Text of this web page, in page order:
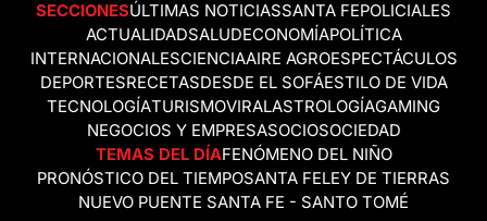
SECCIONESÚLTIMAS NOTICIASSANTA FEPOLICIALES
ACTUALIDADSALUDECONOMÍAPOLÍTICA
INTERNACIONALESCIENCIAAIRE AGROESPECTÁCULOS
DEPORTESRECETASDESDE EL SOFÁESTILO DE VIDA
TECNOLOGÍATURISMOVIRALASTROLOGÍAGAMING
NEGOCIOS Y EMPRESASOCIOSOCIEDAD
TEMAS DEL DÍAFENÓMENO DEL NIÑO
PRONÓSTICO DEL TIEMPOSANTA FELEY DE TIERRAS
NUEVO PUENTE SANTA FE - SANTO TOMÉ